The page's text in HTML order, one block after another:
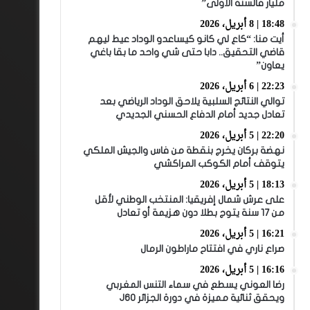
مليار فالسنة الأولى”
18:48 | 8 أبريل، 2026
أيت منا: “كاع لي كانو كيساعدو الوداد عيط ليهم
قاضي التحقيق.. دابا حتى شي واحد ما بقا باغي
يعاون”
22:23 | 6 أبريل، 2026
توالي النتائج السلبية يلاحق الوداد الرياضي بعد
تعادل جديد أمام الدفاع الحسني الجديدي
22:20 | 5 أبريل، 2026
نهضة بركان يخرج بنقطة من فاس والجيش الملكي
يتوقف أمام الكوكب المراكشي
18:13 | 5 أبريل، 2026
على عرش شمال إفريقيا: المنتخب الوطني لأقل
من 17 سنة يتوج بطلا دون هزيمة أو تعادل
16:21 | 5 أبريل، 2026
صراع ناري في افتتاح ماراطون الرمال
16:16 | 5 أبريل، 2026
رضا العوني يسطع في سماء التنس المغربي
ويحقق ثنائية مميزة في دورة الجزائر J60